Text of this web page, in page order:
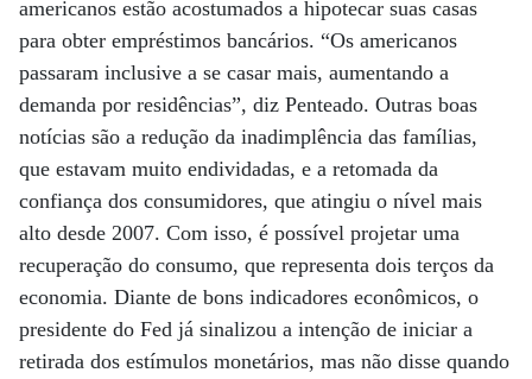
americanos estão acostumados a hipotecar suas casas
para obter empréstimos bancários. “Os americanos
passaram inclusive a se casar mais, aumentando a
demanda por residências”, diz Penteado. Outras boas
notícias são a redução da inadimplência das famílias,
que estavam muito endividadas, e a retomada da
confiança dos consumidores, que atingiu o nível mais
alto desde 2007. Com isso, é possível projetar uma
recuperação do consumo, que representa dois terços da
economia. Diante de bons indicadores econômicos, o
presidente do Fed já sinalizou a intenção de iniciar a
retirada dos estímulos monetários, mas não disse quando